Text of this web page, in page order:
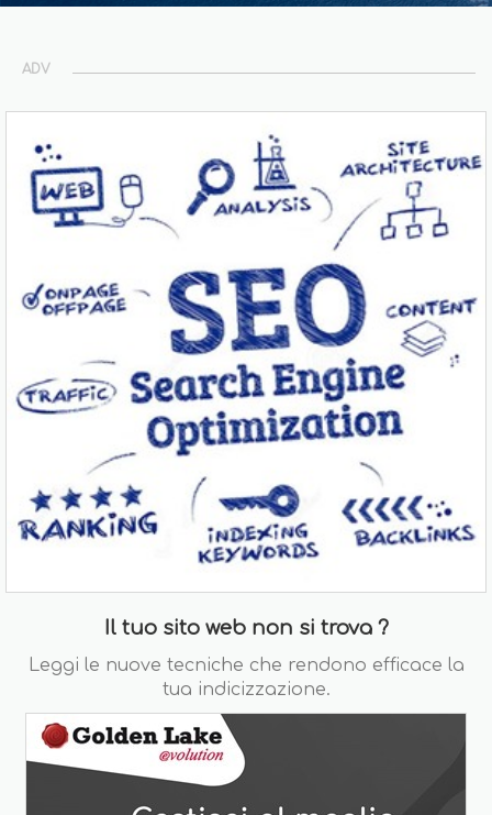
ADV
Il tuo sito web non si trova ?
Leggi le nuove tecniche che rendono efficace la
tua indicizzazione.